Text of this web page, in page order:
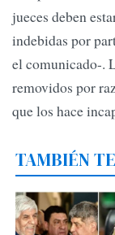
jueces deben
indebidas por
el comunicado-.
removidos por
que los hace
TAMBIÉN